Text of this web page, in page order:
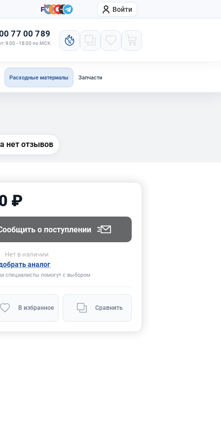
Компания Войти
77 00 789
9:00 - 18:00 по МСК
Расходные материалы Запчасти
нет отзывов
₽
о поступлении
Нет в наличии
аналог
специалисты помогут с выбором
В избранное Сравнить